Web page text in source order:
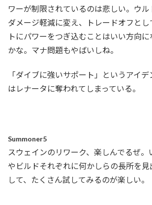
ワーが制限されているのは悲しい。ウル
ダメージ軽減に変え、トレードオフとし
トにパワーをつぎ込むことはいい方向
かな。マナ問題もやばいしね。
「ダイブに強いサポート」というアイ
はレナータに奪われてしまっている。
Summoner5
スウェインのリワーク、楽しんでるぜ。
やビルドそれぞれに何かしらの長所を
して、たくさん試してみるのが楽しい。